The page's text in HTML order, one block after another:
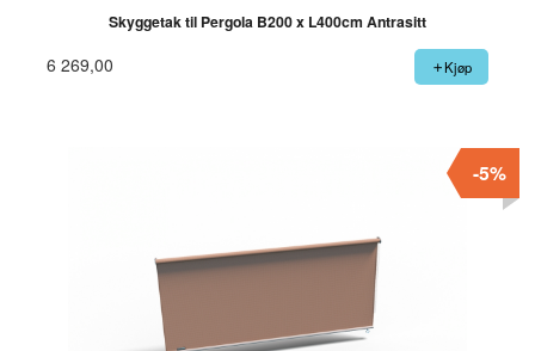
Skyggetak til Pergola B200 x L400cm Antrasitt
6 269,00 Kjøp
-5%